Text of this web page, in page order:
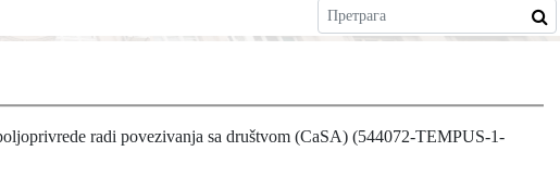
radi povezivanja sa društvom (CaSA) (544072-TEMPUS-1-